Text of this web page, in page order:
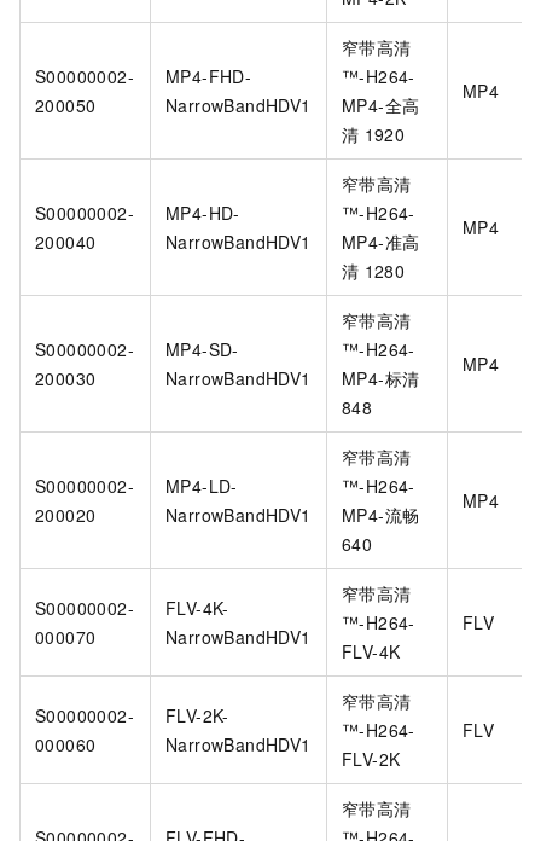
S00000002-
200050
MP4-FHD-
NarrowBandHDV1
窄带高清
™️-H264-
MP4-全高
清 1920
MP4
S00000002-
200040
MP4-HD-
NarrowBandHDV1
窄带高清
™️-H264-
MP4-准高
清 1280
MP4
S00000002-
200030
MP4-SD-
NarrowBandHDV1
窄带高清
™️-H264-
MP4-标清
848
MP4
S00000002-
200020
MP4-LD-
NarrowBandHDV1
窄带高清
™️-H264-
MP4-流畅
640
MP4
S00000002-
000070
FLV-4K-
NarrowBandHDV1
窄带高清
™️-H264-
FLV-4K
FLV
S00000002-
000060
FLV-2K-
NarrowBandHDV1
窄带高清
™️-H264-
FLV-2K
FLV
窄带高清